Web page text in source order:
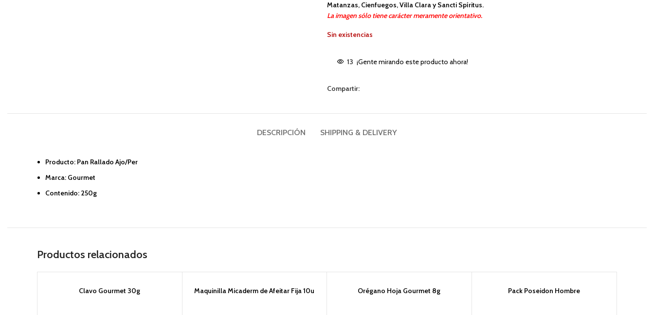
Matanzas, Cienfuegos, Villa Clara y Sancti Spíritus.
La imagen sólo tiene carácter meramente orientativo.
Sin existencias
13 ¡Gente mirando este producto ahora!
Compartir:
DESCRIPCIÓN SHIPPING & DELIVERY
Producto: Pan Rallado Ajo/Per
Marca: Gourmet
Contenido: 250g
Productos relacionados
Clavo Gourmet 30g AGOTADO
Maquinilla Micaderm de Afeitar Fija 10u Orégano Hoja Gourmet 8g Pack Poseidon Hombre